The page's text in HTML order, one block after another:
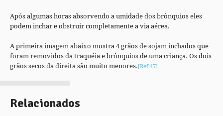
Após algumas horas absorvendo a umidade dos brônquios eles
podem inchar e obstruir completamente a via aérea.
A primeira imagem abaixo mostra 4 grãos de sojam inchados que
foram removidos da traquéia e brônquios de uma criança. Os dois
grãos secos da direita são muito menores.[Ref:47]
Relacionados